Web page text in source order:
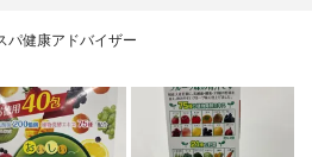
パ健康アドバイザー